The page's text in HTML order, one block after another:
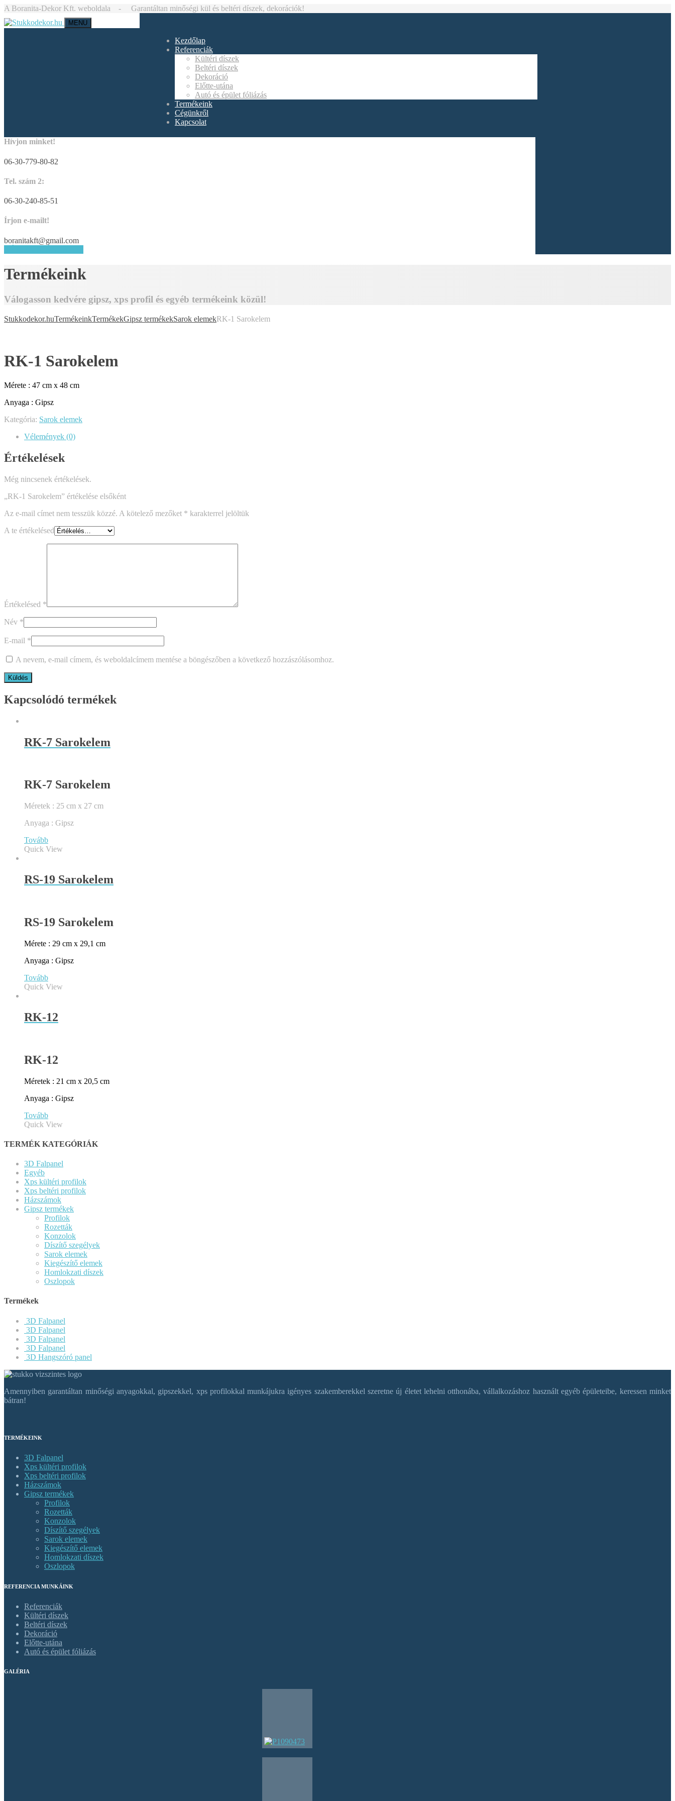
A Boranita-Dekor Kft. weboldala - Garantáltan minőségi kül és beltéri díszek, dekorációk!
MENU
Kezdőlap
Referenciák
Kültéri díszek
Beltéri díszek
Dekoráció
Előtte-utána
Autó és épület fóliázás
Termékeink
Cégünkről
Kapcsolat
Hívjon minket!
06-30-779-80-82
Tel. szám 2:
06-30-240-85-51
Írjon e-mailt!
boranitakft@gmail.com
Termékeink
Válogasson kedvére gipsz, xps profil és egyéb termékeink közül!
Stukkodekor.huTermékeinkTermékekGipsz termékekSarok elemekRK-1 Sarokelem
RK-1 Sarokelem
Mérete : 47 cm x 48 cm
Anyaga : Gipsz
Kategória: Sarok elemek
Vélemények (0)
Értékelések
Még nincsenek értékelések.
„RK-1 Sarokelem” értékelése elsőként
Az e-mail címet nem tesszük közzé. A kötelező mezőket * karakterrel jelöltük
A te értékelésed
Értékelésed *
Név *
E-mail *
A nevem, e-mail címem, és weboldalcímem mentése a böngészőben a következő hozzászólásomhoz.
Kapcsolódó termékek
RK-7 Sarokelem
RK-7 Sarokelem
Méretek : 25 cm x 27 cm
Anyaga : Gipsz
Tovább
Quick View
RS-19 Sarokelem
RS-19 Sarokelem
Mérete : 29 cm x 29,1 cm
Anyaga : Gipsz
Tovább
Quick View
RK-12
RK-12
Méretek : 21 cm x 20,5 cm
Anyaga : Gipsz
Tovább
Quick View
TERMÉK KATEGÓRIÁK
3D Falpanel
Egyéb
Xps kültéri profilok
Xps beltéri profilok
Házszámok
Gipsz termékek
Profilok
Rozetták
Konzolok
Díszítő szegélyek
Sarok elemek
Kiegészítő elemek
Homlokzati díszek
Oszlopok
Termékek
3D Falpanel
3D Falpanel
3D Falpanel
3D Falpanel
3D Hangszóró panel
Amennyiben garantáltan minőségi anyagokkal, gipszekkel, xps profilokkal munkájukra igényes szakemberekkel szeretne új életet lehelni otthonába, vállalkozáshoz használt egyéb épületeibe, keressen minket
bátran!
TERMÉKEINK
3D Falpanel
Xps kültéri profilok
Xps beltéri profilok
Házszámok
Gipsz termékek
Profilok
Rozetták
Konzolok
Díszítő szegélyek
Sarok elemek
Kiegészítő elemek
Homlokzati díszek
Oszlopok
REFERENCIA MUNKÁINK
Referenciák
Kültéri díszek
Beltéri díszek
Dekoráció
Előtte-utána
Autó és épület fóliázás
GALÉRIA